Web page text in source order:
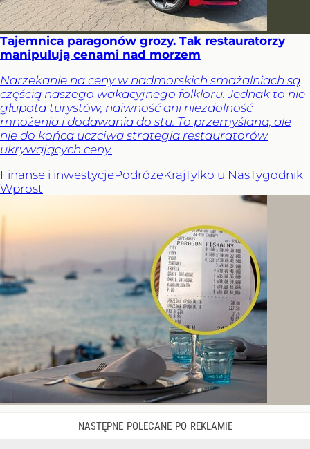
Tajemnica paragonów grozy. Tak restauratorzy
manipulują cenami nad morzem
Narzekanie na ceny w nadmorskich smażalniach są
częścią naszego wakacyjnego folkloru. Jednak to nie
głupota turystów, naiwność ani niezdolność
mnożenia i dodawania do stu. To przemyślana, ale
nie do końca uczciwa strategia restauratorów
ukrywających ceny.
Finanse i inwestycjePodróżeKrajTylko u NasTygodnik
Wprost